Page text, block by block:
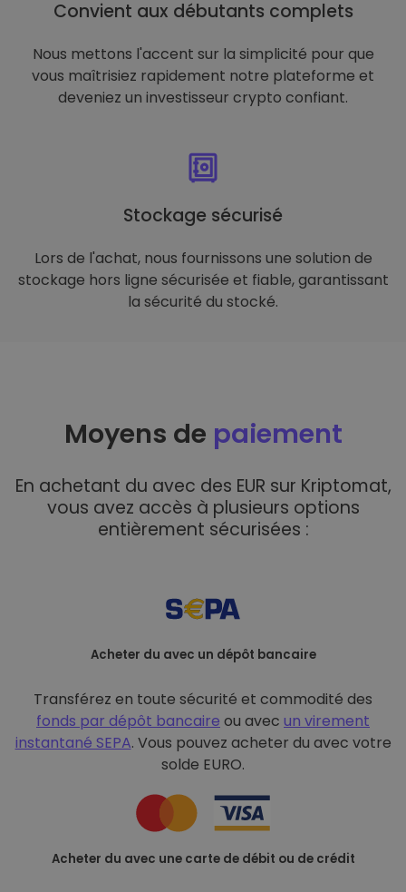
Convient aux débutants complets
Nous mettons l'accent sur la simplicité pour que
vous maîtrisiez rapidement notre plateforme et
deveniez un investisseur crypto confiant.
Stockage sécurisé
Lors de l'achat, nous fournissons une solution de
stockage hors ligne sécurisée et fiable, garantissant
la sécurité du stocké.
Moyens de paiement
En achetant du avec des EUR sur Kriptomat,
vous avez accès à plusieurs options
entièrement sécurisées :
Acheter du avec un dépôt bancaire
Transférez en toute sécurité et commodité des
fonds par dépôt bancaire ou avec un virement
instantané SEPA. Vous pouvez acheter du avec votre
solde EURO.
Acheter du avec une carte de débit ou de crédit